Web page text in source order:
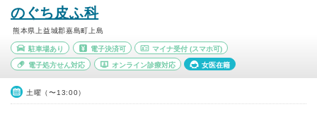
のぐち皮ふ科
熊本県上益城郡嘉島町上島
駐車場あり 電子決済可 マイナ受付 (スマホ可)
電子処方せん対応 オンライン診療対応 女医在籍
土曜（〜13:00）